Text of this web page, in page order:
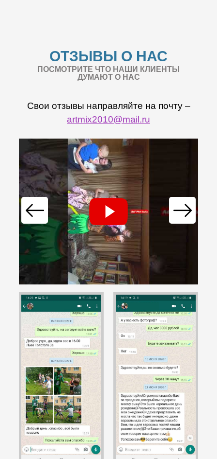
ОТЗЫВЫ О НАС
ПОСМОТРИТЕ ЧТО НАШИ КЛИЕНТЫ
ДУМАЮТ О НАС
Свои отзывы направляйте на почту –
artmix2010@mail.ru